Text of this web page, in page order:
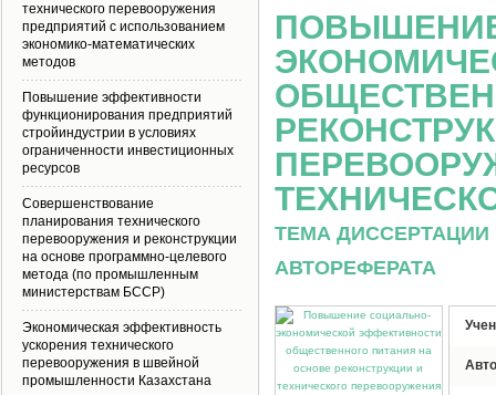
ТЕМА
АВТОРЕФЕРАТА
технического перевооружения
предприятий с использованием
экономико-математических
методов
Повышение эффективности
функционирования предприятий
стройиндустрии в условиях
ограниченности инвестиционных
ресурсов
Совершенствование
планирования технического
перевооружения и реконструкции
на основе программно-целевого
метода (по промышленным
министерствам БССР)
Экономическая эффективность
ускорения технического
перевооружения в швейной
промышленности Казахстана